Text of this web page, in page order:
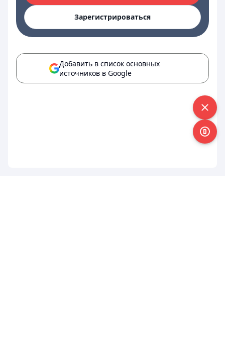
Зарегистрироваться
Добавить в список основных
источников в Google